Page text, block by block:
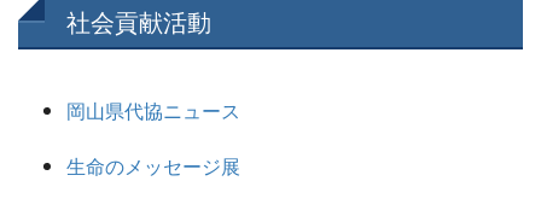
社会貢献活動
岡山県代協ニュース
生命のメッセージ展